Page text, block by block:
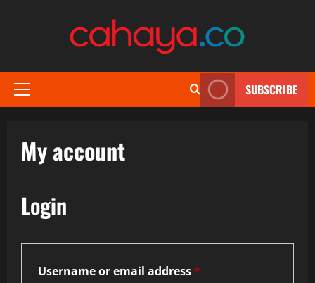
Primary
SUBSCRIBE
My account
Login
Username or email address*